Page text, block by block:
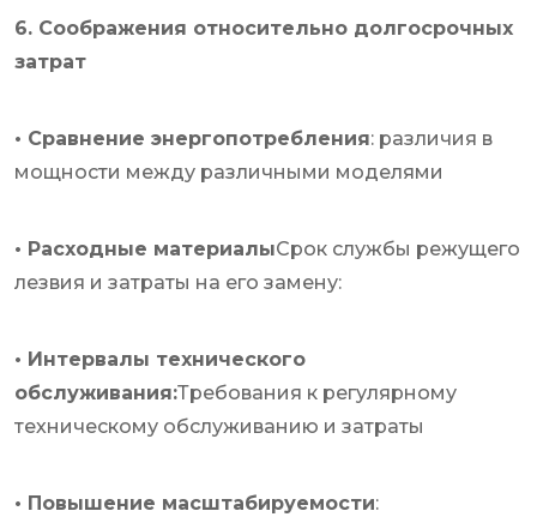
6. Соображения относительно долгосрочных
затрат
• Сравнение энергопотребления: различия в
мощности между различными моделями
• Расходные материалыСрок службы режущего
лезвия и затраты на его замену:
• Интервалы технического
обслуживания:Требования к регулярному
техническому обслуживанию и затраты
• Повышение масштабируемости: